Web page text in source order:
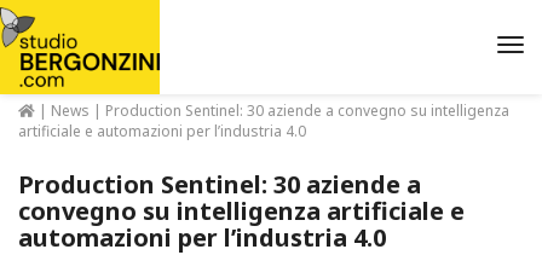
| News | Production Sentinel: 30 aziende a convegno su intelligenza
artificiale e automazioni per l’industria 4.0
Production Sentinel: 30 aziende a
convegno su intelligenza artificiale e
automazioni per l’industria 4.0